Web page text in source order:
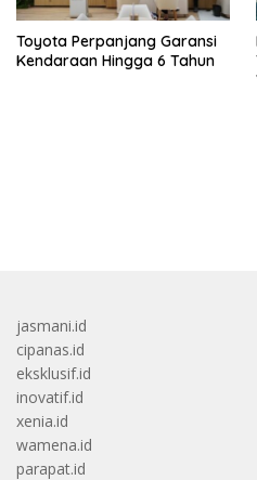
Toyota Perpanjang Garansi
Kendaraan Hingga 6 Tahun
jasmani.id
cipanas.id
eksklusif.id
inovatif.id
xenia.id
wamena.id
parapat.id